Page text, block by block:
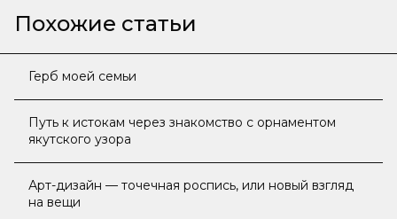
Похожие статьи
Герб моей семьи
Путь к истокам через знакомство с орнаментом
якутского узора
Арт-дизайн — точечная роспись, или новый взгляд
на вещи